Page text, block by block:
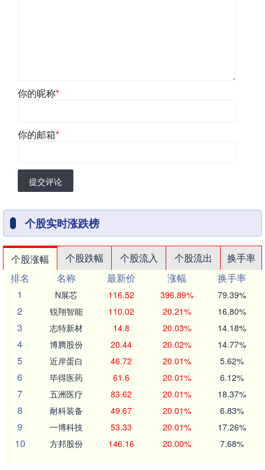
你的昵称*
你的邮箱*
提交评论
个股实时涨跌榜
个股涨幅 个股跌幅 个股流入 个股流出
换手率
排名
名称 最新价 涨幅
换手率
1
N展芯 116.52 396.89% 79.39%
2 锐翔智能 110.02 20.21% 16.80%
3 志特新材 14.8 20.03% 14.18%
4 博腾股份 20.44 20.02% 14.77%
5 近岸蛋白 46.72 20.01% 5.62%
6 毕得医药 61.6 20.01% 6.12%
7 五洲医疗 83.62 20.01% 18.37%
8 耐科装备 49.67 20.01% 6.83%
9 一博科技 53.33 20.01% 17.26%
10 方邦股份 146.16 20.00% 7.68%